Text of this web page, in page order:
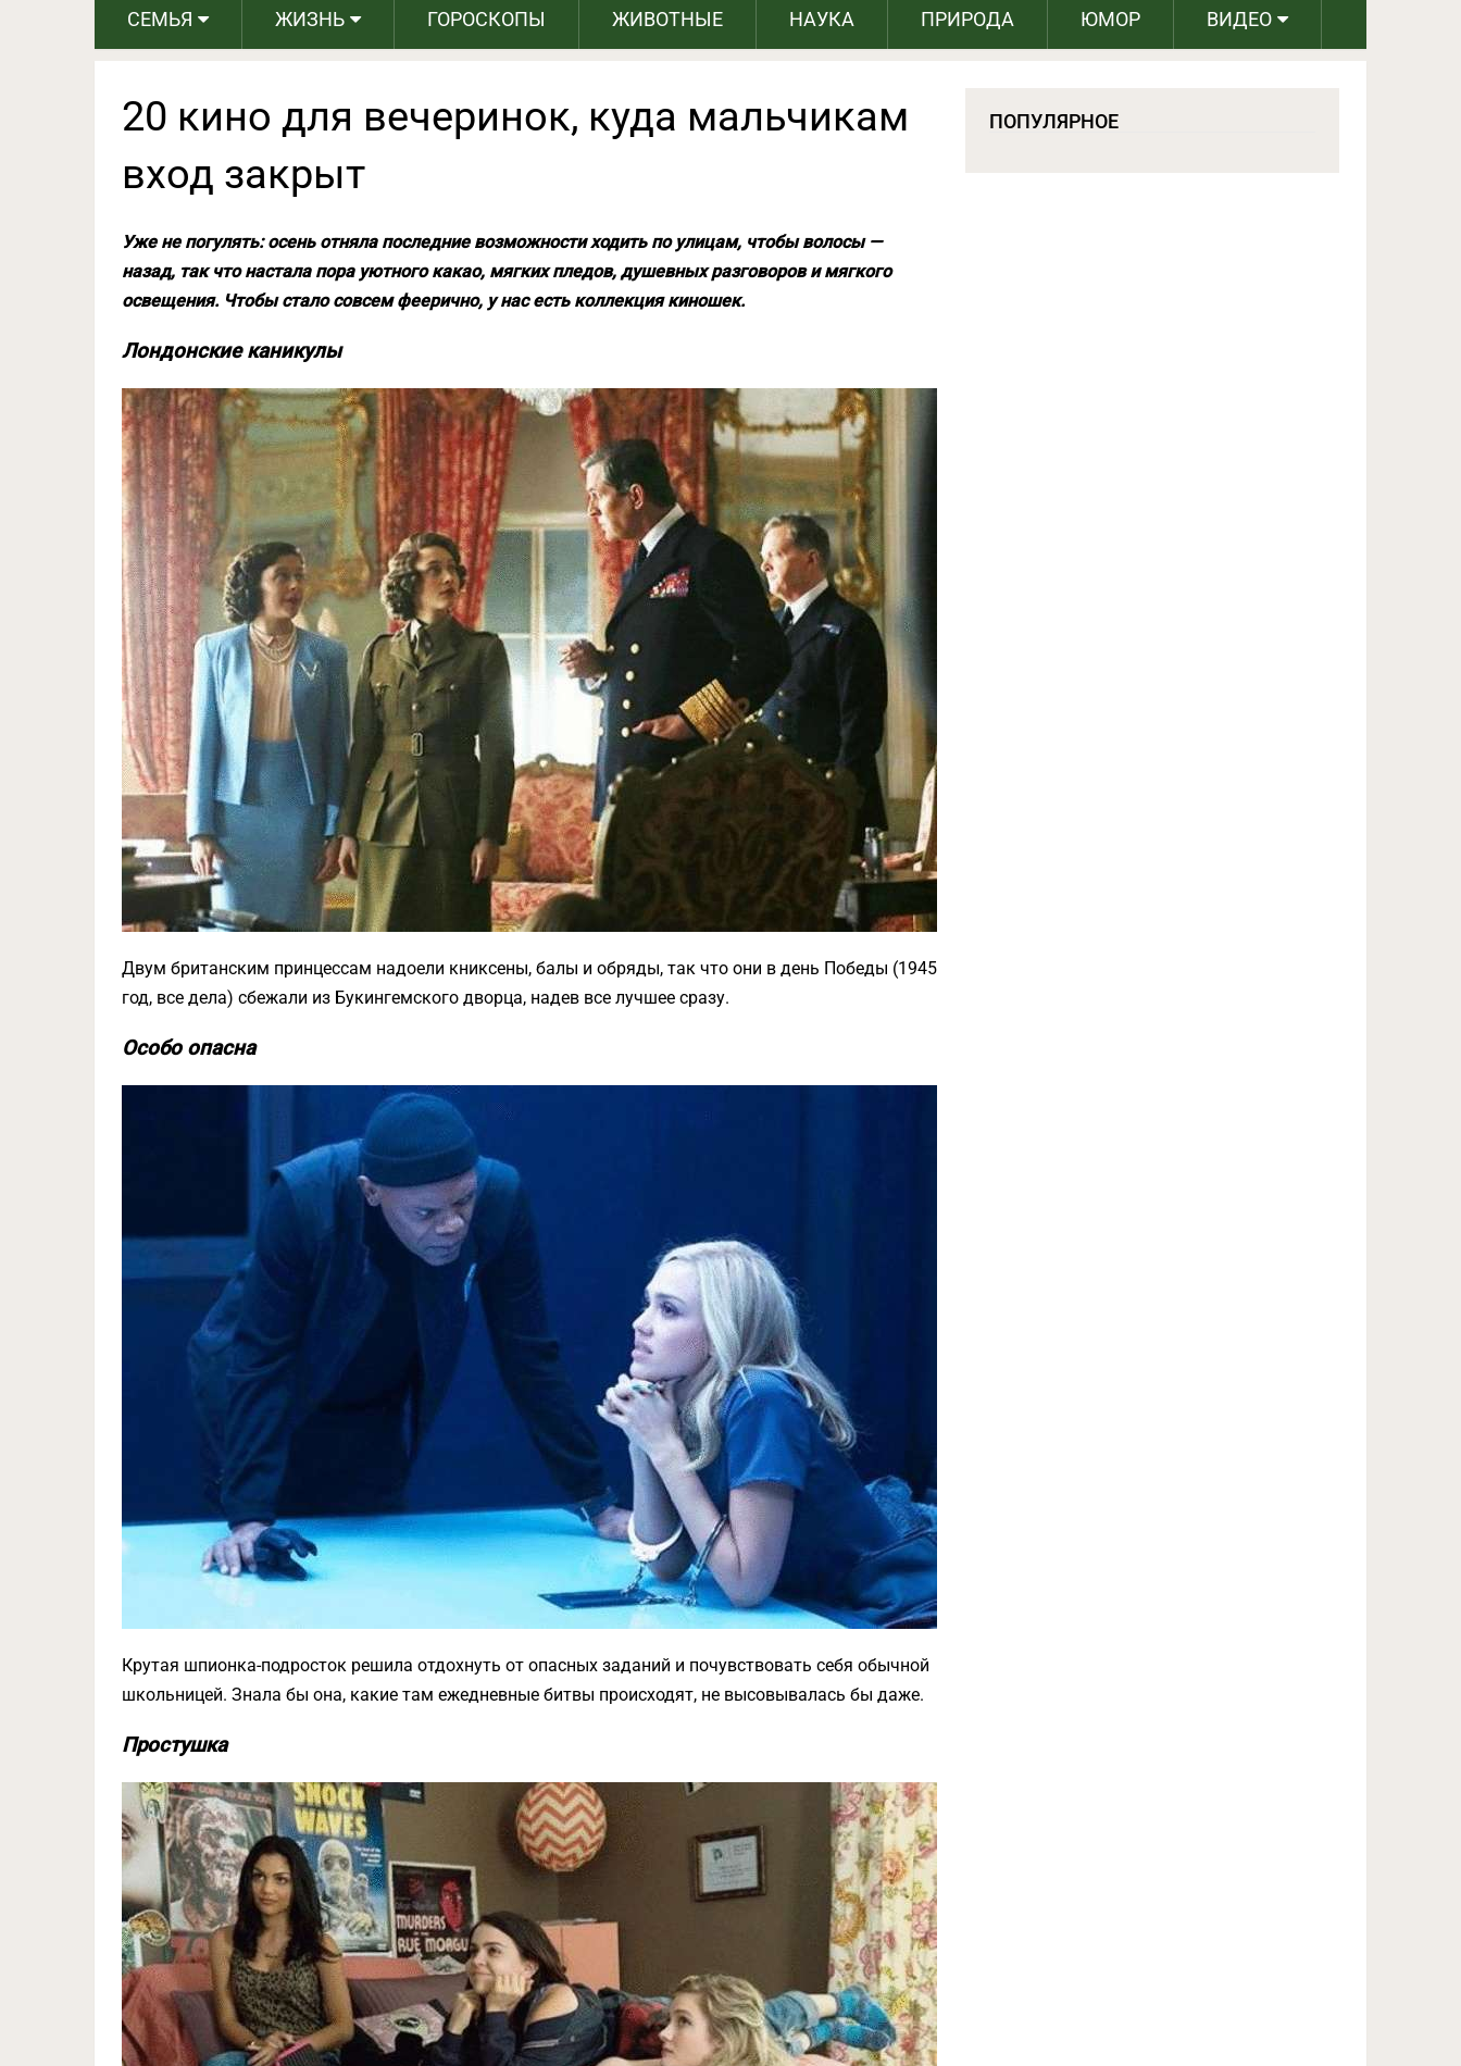
СЕМЬЯ ЖИЗНЬ ГОРОСКОПЫ ЖИВОТНЫЕ НАУКА ПРИРОДА ЮМОР ВИДЕО
20 кино для вечеринок, куда мальчикам
вход закрыт
Уже не погулять: осень отняла последние возможности ходить по улицам, чтобы волосы —
назад, так что настала пора уютного какао, мягких пледов, душевных разговоров и мягкого
освещения. Чтобы стало совсем феерично, у нас есть коллекция киношек.
Лондонские каникулы
Двум британским принцессам надоели книксены, балы и обряды, так что они в день Победы (1945
год, все дела) сбежали из Букингемского дворца, надев все лучшее сразу.
Особо опасна
Крутая шпионка-подросток решила отдохнуть от опасных заданий и почувствовать себя обычной
школьницей. Знала бы она, какие там ежедневные битвы происходят, не высовывалась бы даже.
Простушка
ПОПУЛЯРНОЕ